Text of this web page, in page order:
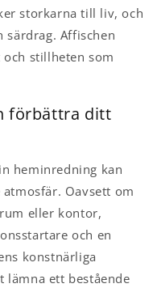
storkarna till liv, och
särdrag. Affischen
stillheten som
förbättra ditt
heminredning kan
Oavsett om
eller kontor,
och en
konstnärliga
lämna ett bestående